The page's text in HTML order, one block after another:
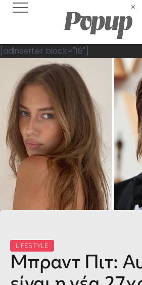
[adinserter block="16"]
LIFESTYLE
Μπραντ Πιτ: